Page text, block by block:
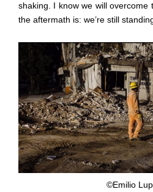
shaking. I know we will
the aftermath is: we’re still
©Emilio